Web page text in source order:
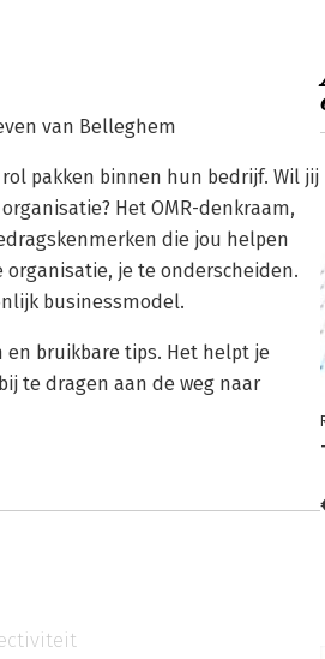
van Belleghem
pakken binnen hun bedrijf. Wil jij
Het OMR-denkraam,
die jou helpen
je te onderscheiden.
businessmodel.
bruikbare tips. Het helpt je
te dragen aan de weg naar